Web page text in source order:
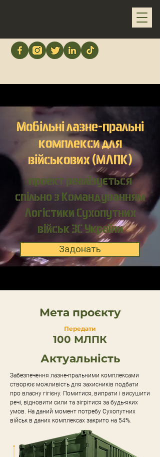
Мобільні лазне-пральні
комплекси для
військових (МЛПК)
проект реалізується
спільно з Командуванням
Логістики Сухопутних
військ ЗС України
Задонать
Мета проєкту
Передати
100 МЛПК
Актуальність
Забезпечення лазне-пральними комплексами
створює можливість для захисників подбати
про власну гігієну. Помитися, випрати і висушити
речі, відновити сили та зігрітися за будь-яких
умов. На даний момент потребу Сухопутних
військ в даних комплексах закрито на 54%.